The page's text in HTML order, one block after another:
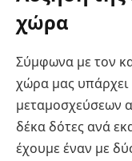
χώρα
Σύμφωνα με τον
χώρα μας
μεταμοσχεύσεων
δέκα δότες ανά
έχουμε έναν με